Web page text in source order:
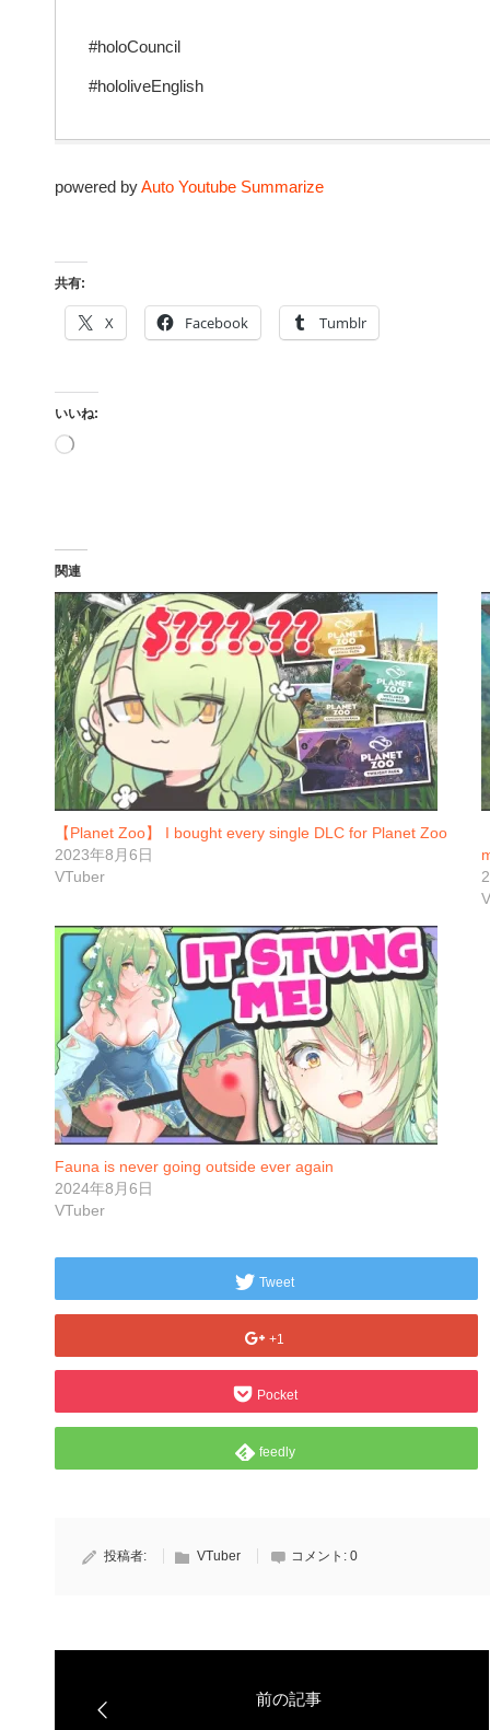
#holoCouncil
#hololiveEnglish
powered byAuto Youtube Summarize
共有:
X Facebook Tumblr
いいね:
読
み
関連
【Planet Zoo】 I bought every single DLC for Planet Zoo
2023年8月6日
VTuber
Fauna is never going outside ever again
2024年8月6日
VTuber
Tweet
+1
Pocket
feedly
投稿者: VTuber コメント: 0